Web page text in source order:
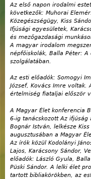
Az első napon irodalmi
következők: Muhorai
Közegészségügy, Kiss
Ifjúsági egyesületek,
és mezőgazdasági
A magyar irodalom
népfőiskolák, Balla Péter:
szolgálatában.
Az esti előadók: Somogyi
József, Kovács Imre voltak.
értelmiség fiataljai először
A Magyar Élet konferencia
6-ig tanácskozott Az
Bognár István, lelkésze
augusztusában a Magyar
Az írók közül Kodolányi
Lajos, Karácsony Sándor,
előadók: László Gyula,
Püski Sándor. A lelki élet
tartott bibliakörökben, az